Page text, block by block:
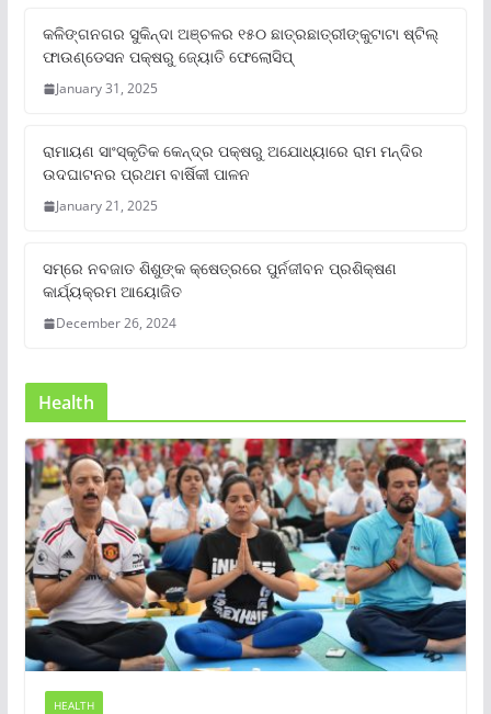
କଳିଙ୍ଗନଗର ସୁକିନ୍ଦା ଅଞ୍ଚଳର ୧୫୦ ଛାତ୍ରଛାତ୍ରୀଙ୍କୁଟାଟା ଷ୍ଟିଲ୍
ଫାଉଣ୍ଡେସନ ପକ୍ଷରୁ ଜ୍ୟୋତି ଫେଲୋସିପ୍‌
January 31, 2025
ରାମାୟଣ ସାଂସ୍କୃତିକ କେନ୍ଦ୍ର ପକ୍ଷରୁ ଅଯୋଧ୍ୟାରେ ରାମ ମନ୍ଦିର
ଉଦଘାଟନର ପ୍ରଥମ ବାର୍ଷିକୀ ପାଳନ
January 21, 2025
ସମ୍‌ରେ ନବଜାତ ଶିଶୁଙ୍କ କ୍ଷେତ୍ରରେ ପୁର୍ନଜୀବନ ପ୍ରଶିକ୍ଷଣ
କାର୍ଯ୍ୟକ୍ରମ ଆୟୋଜିତ
December 26, 2024
Health
HEALTH